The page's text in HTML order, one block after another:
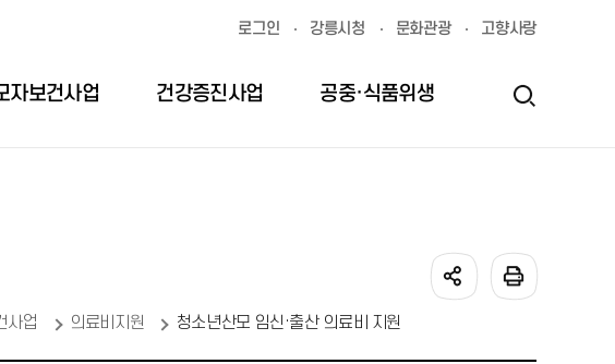
로그인 강릉시청 문화관광 고향사랑
자보건사업 건강증진사업 공중·식품위생
사업 의료비지원 청소년산모 임신·출산 의료비 지원